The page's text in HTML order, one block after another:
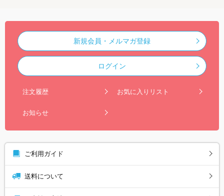
新規会員・メルマガ登録
ログイン
注文履歴 お気に入りリスト
お知らせ
ご利用ガイド
送料について